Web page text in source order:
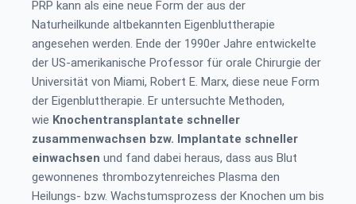
PRP kann als eine neue Form der aus der
Naturheilkunde altbekannten Eigenbluttherapie
angesehen werden. Ende der 1990er Jahre entwickelte
der US-amerikanische Professor für orale Chirurgie der
Universität von Miami, Robert E. Marx, diese neue Form
der Eigenbluttherapie. Er untersuchte Methoden,
wie Knochentransplantate schneller
zusammenwachsen bzw. Implantate schneller
einwachsen und fand dabei heraus, dass aus Blut
gewonnenes thrombozytenreiches Plasma den
Heilungs- bzw. Wachstumsprozess der Knochen um bis